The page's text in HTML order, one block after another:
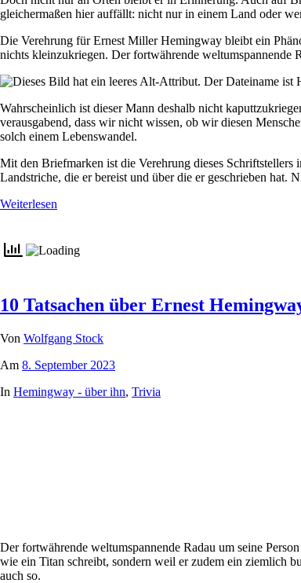
gleichermaßen hier auffällt: nicht nur in einem Land oder
Die Verehrung für Ernest Miller Hemingway bleibt ein
nichts kleinzukriegen. Der fortwährende weltumspannende
Wahrscheinlich ist dieser Mann deshalb nicht
verausgabend, dass wir nicht wissen, ob wir diesen
solch einem Lebenswandel.
Mit den Briefmarken ist die Verehrung dieses
Landstriche, die er bereist und über die er geschrieben hat.
Weiterlesen
10 Tatsachen über Ernest
Von Wolfgang Stock
Am 8. September 2023
In Hemingway - über ihn, Trivia
Der fortwährende weltumspannende Radau um seine
wie ein Titan schreibt, sondern weil er zudem ein ziemlich
auch so.